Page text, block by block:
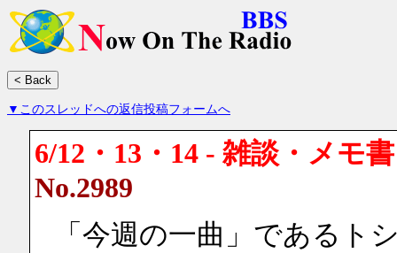
▼このスレッドへの返信投稿フォームへ
6/12・13・14 - 雑談・メモ
No.2989
「今週の一曲」であるト